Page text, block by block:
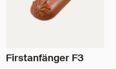
Firstanfänger F3